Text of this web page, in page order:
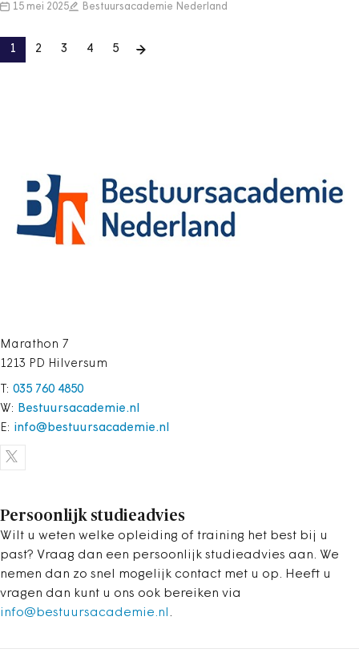
15 mei 2025 Bestuursacademie Nederland
1 2 3 4 5
Marathon 7
1213 PD Hilversum
T: 035 760 4850
W: Bestuursacademie.nl
E: info@bestuursacademie.nl
Persoonlijk studieadvies
Wilt u weten welke opleiding of training het best bij u
past? Vraag dan een persoonlijk studieadvies aan. We
nemen dan zo snel mogelijk contact met u op. Heeft u
vragen dan kunt u ons ook bereiken via
info@bestuursacademie.nl .